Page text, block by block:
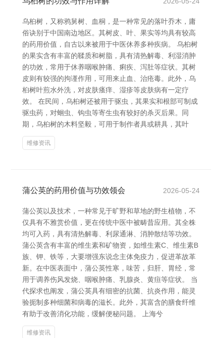
乌桕树，又称鸦舅树、血桐，是一种常见的落叶乔木，庸
俗诀别于中国南边地区。其树皮、叶、果实等均具有较高
的药用价值，自古以来被用于中医休养多种疾病。 乌桕树
的果实含有丰富的鞣质和树脂，具有清热解毒、利湿消肿
的功效，常用于休养咽喉肿痛、痢疾、泻肚等症状。其树
皮则有较强的拘谨作用，可用来止血、治疮毒。此外，乌
桕树叶煎水外洗，对皮肤瘙痒、湿疹等皮肤病有一定疗
效。 在民间，乌桕树还被用于驱虫，其果实和根部可制成
驱虫药，对蛔虫、钩虫等寄生虫有较好的杀灭后果。同
期，乌桕树的木料坚毅，可用于制作者具或耕具，其叶
维修资讯
蒲公英的药用价值与功效领会 2026-05-24
蒲公英以及技术，一种常见于旷野和草地的野生植物，不
仅具有不雅赏价值，更在传统中医中被畴昔应用。其全株
均可入药，具有清热解毒、利尿通淋、消肿散结等功效。
蒲公英含有丰富的维生素和矿物资，如维生素C、维生素B
族、钾、铁等，大要增强东说念主体免疫力，促进革故革
新。在中医表面中，蒲公英性寒，味苦，归肝、胃经，常
用于调养伤风发烧、咽喉肿痛、乳腺炎、黄疸等症状。 当
代探求也阐发，蒲公英具有细密的抗菌、抗炎作用，能灵
验扼制多种细菌和病毒的滋长。此外，其富含的膳食纤维
有助于改善消化功能，缓解便秘问题。 上海兮
维修资讯